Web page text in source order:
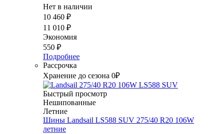
Нет в наличии
10 460 ₽
11 010 ₽
Экономия
550 ₽
Подробнее
Рассрочка
Хранение до сезона 0₽
Быстрый просмотр
Нешипованные
Летние
Шины Landsail LS588 SUV 275/40 R20 106W
летние